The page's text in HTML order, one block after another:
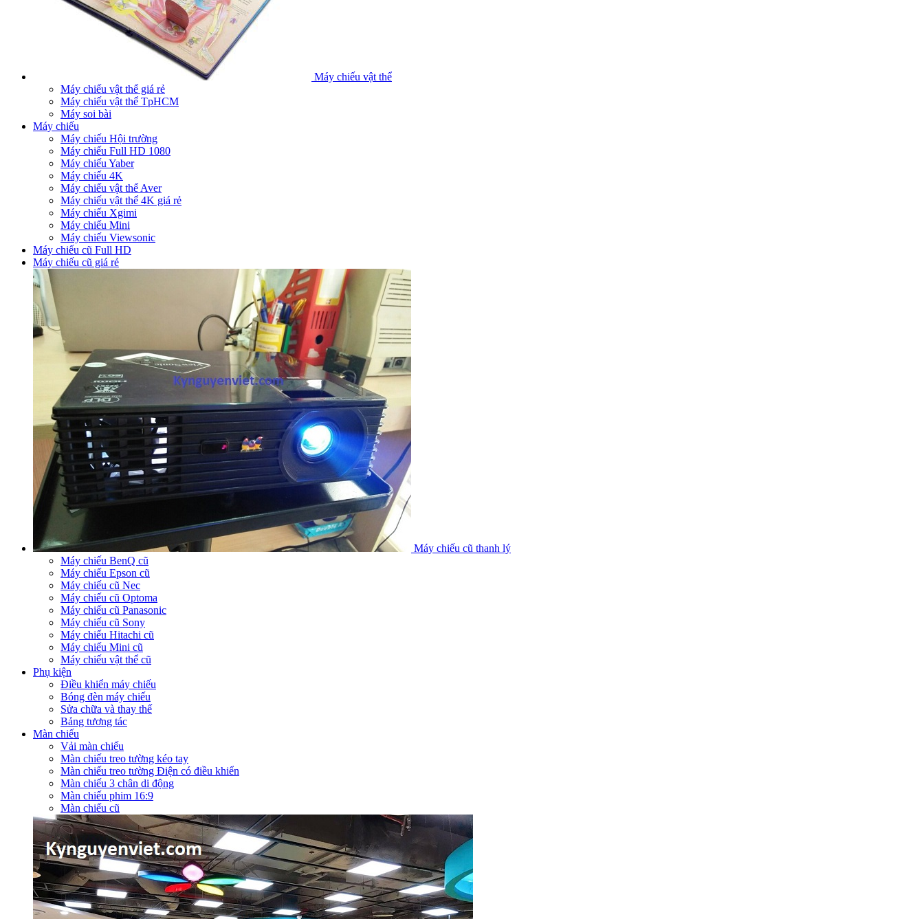
Máy chiếu vật thể
Máy chiếu vật thể giá rẻ
Máy chiếu vật thể TpHCM
Máy soi bài
Máy chiếu
Máy chiếu Hội trường
Máy chiếu Full HD 1080
Máy chiếu Yaber
Máy chiếu 4K
Máy chiếu vật thể Aver
Máy chiếu vật thể 4K giá rẻ
Máy chiếu Xgimi
Máy chiếu Mini
Máy chiếu Viewsonic
Máy chiếu cũ Full HD
Máy chiếu cũ giá rẻ
Máy chiếu cũ thanh lý
Máy chiếu BenQ cũ
Máy chiếu Epson cũ
Máy chiếu cũ Nec
Máy chiếu cũ Optoma
Máy chiếu cũ Panasonic
Máy chiếu cũ Sony
Máy chiếu Hitachi cũ
Máy chiếu Mini cũ
Máy chiếu vật thể cũ
Phụ kiện
Điều khiển máy chiếu
Bóng đèn máy chiếu
Sửa chữa và thay thế
Bảng tương tác
Màn chiếu
Vải màn chiếu
Màn chiếu treo tường kéo tay
Màn chiếu treo tường Điện có điều khiển
Màn chiếu 3 chân di động
Màn chiếu phim 16:9
Màn chiếu cũ